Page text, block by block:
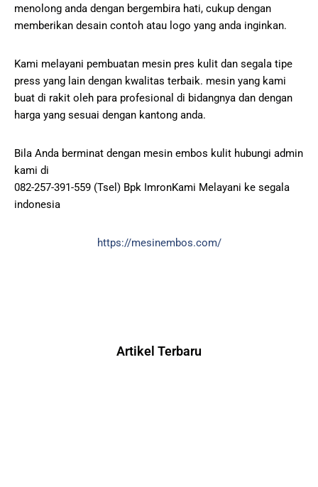
menolong anda dengan bergembira hati, cukup dengan
memberikan desain contoh atau logo yang anda inginkan.
Kami melayani pembuatan mesin pres kulit dan segala tipe
press yang lain dengan kwalitas terbaik. mesin yang kami
buat di rakit oleh para profesional di bidangnya dan dengan
harga yang sesuai dengan kantong anda.
Bila Anda berminat dengan mesin embos kulit hubungi admin
kami di
082-257-391-559 (Tsel) Bpk ImronKami Melayani ke segala
indonesia
https://mesinembos.com/
Artikel Terbaru